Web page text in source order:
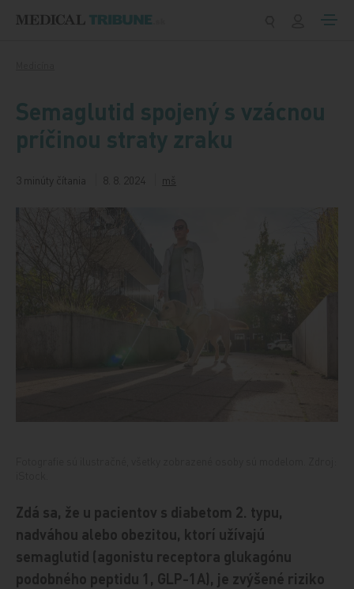
Semaglutid spojený s vzácnou
príčinou straty zraku
3 minúty čítania 8. 8. 2024 mš
Zdá sa, že u pacientov s diabetom 2. typu,
nadváhou alebo obezitou, ktorí užívajú
semaglutid (agonistu receptora glukagónu
podobného peptidu 1, GLP-1A), je zvýšené riziko